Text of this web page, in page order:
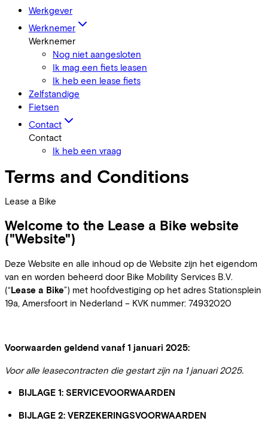
Werkgever
Werknemer
Werknemer
Nog niet aangesloten
Ik mag een fiets leasen
Ik heb een lease fiets
Zelfstandige
Fietsen
Contact
Contact
Ik heb een vraag
Terms and Conditions
Lease a Bike
Welcome to the Lease a Bike website
("Website")
Deze Website en alle inhoud op de Website zijn het eigendom
van en worden beheerd door Bike Mobility Services B.V.
(“Lease a Bike”) met hoofdvestiging op het adres Stationsplein
19a, Amersfoort in Nederland – KVK nummer: 74932020
Voorwaarden geldend vanaf 1 januari 2025:
Voor alle leasecontracten die gestart zijn na 1 januari 2025.
BIJLAGE 1: SERVICEVOORWAARDEN
BIJLAGE 2: VERZEKERINGSVOORWAARDEN